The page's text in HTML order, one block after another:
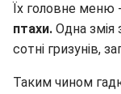
Їх головне меню -
птахи. Одна змія
сотні гризунів,
Таким чином